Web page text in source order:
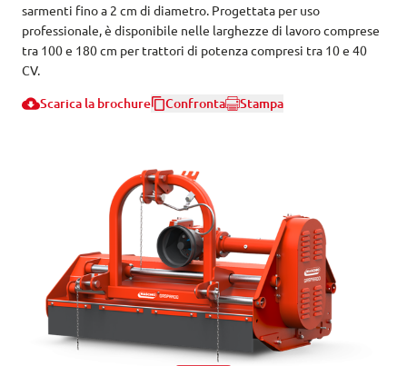
sarmenti fino a 2 cm di diametro. Progettata per uso
professionale, è disponibile nelle larghezze di lavoro comprese
tra 100 e 180 cm per trattori di potenza compresi tra 10 e 40
CV.
Scarica la brochure Confronta Stampa